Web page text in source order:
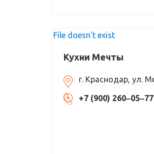
File doesn't exist
Кухни Мечты
г. Краснодар, ул.
+7 (900) 260‒05‒77